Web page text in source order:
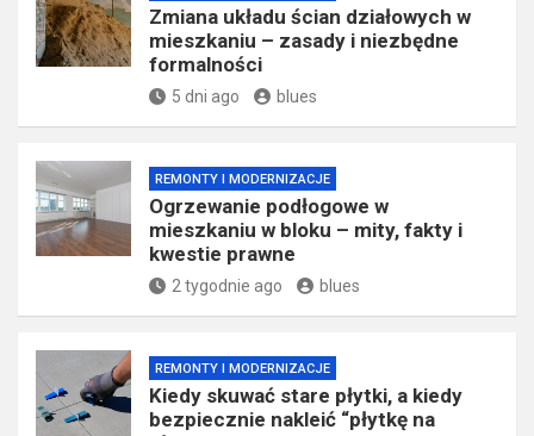
Zmiana układu ścian działowych w
mieszkaniu – zasady i niezbędne
formalności
5 dni ago blues
REMONTY I MODERNIZACJE
Ogrzewanie podłogowe w
mieszkaniu w bloku – mity, fakty i
kwestie prawne
2 tygodnie ago blues
REMONTY I MODERNIZACJE
Kiedy skuwać stare płytki, a kiedy
bezpiecznie nakleić “płytkę na